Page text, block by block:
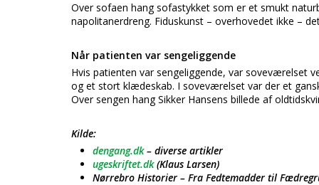
Over sofaen hang sofastykket som er et smukt
napolitanerdreng. Fiduskunst – overhovedet ikke –
Når patienten var sengeliggende
Hvis patienten var sengeliggende, var soveværelset
og et stort klædeskab. I soveværelset var der et
Over sengen hang Sikker Hansens billede af
Kilde:
dengang.dk– diverse artikler
ugeskriftet.dk(Klaus Larsen)
Nørrebro Historier – Fra Fedtemadder til